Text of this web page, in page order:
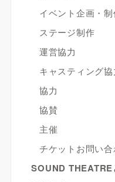
イベント企画・
ステージ制作
運営協力
キャスティング協
協力
協賛
主催
チケットお問い
SOUND THEATRE